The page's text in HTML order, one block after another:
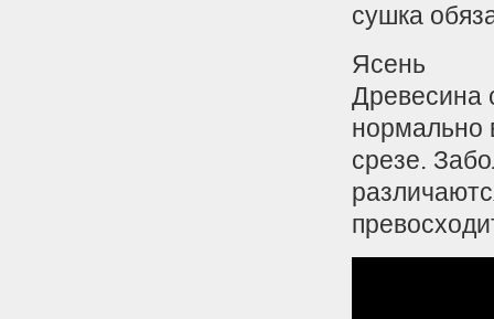
сушка
Ясень
Древесина
нормально
срезе.